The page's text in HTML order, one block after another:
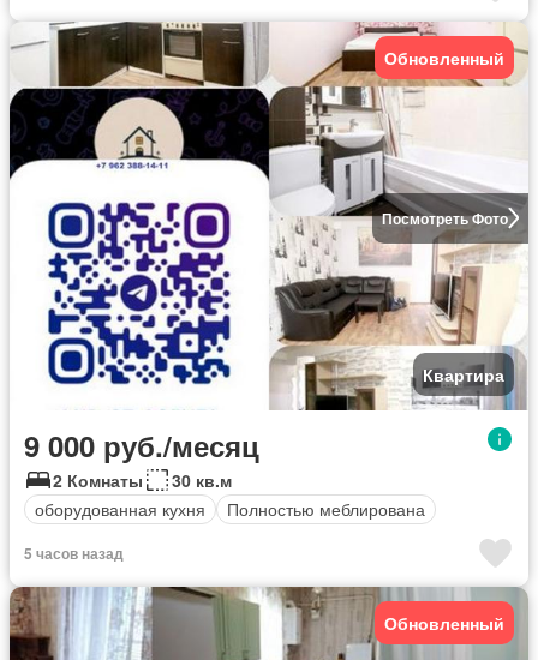
Посмотреть Фото
Обновленный
Квартира
9 000 руб./месяц
2 Комнаты
30 кв.м
оборудованная кухня
Полностью меблирована
5 часов назад
Обновленный